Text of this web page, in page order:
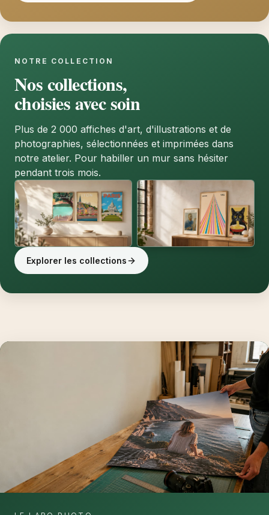
NOTRE COLLECTION
Nos collections,
choisies avec soin
Plus de 2 000 affiches d'art, d'illustrations et de
photographies, sélectionnées et imprimées dans
notre atelier. Pour habiller un mur sans hésiter
pendant trois mois.
Explorer les collections